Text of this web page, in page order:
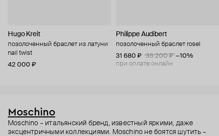
Hugo Kreit
позолоченный браслет из латуни
nail twist
42 000 ₽
Philippe Audibert
позолоченный браслет rosel
31 680 ₽
35 200 ₽ −10%
при оплате онлайн
Moschino
Moschino – итальянский бренд, известный яркими, даже
эксцентричными коллекциями. Moschino не боятся шутить –